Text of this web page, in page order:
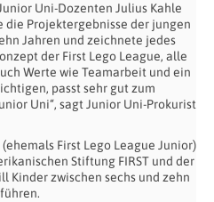
Uni-Dozenten Julius Kahle
die Projektergebnisse der jungen
Jahren und zeichnete jedes
der First Lego League, alle
Werte wie Teamarbeit und ein
passt sehr gut zum
Uni“, sagt Junior Uni-Prokurist
First Lego League Junior)
Stiftung FIRST und der
Kinder zwischen sechs und zehn